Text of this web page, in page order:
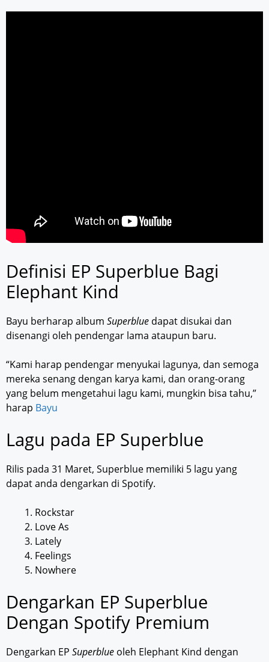
Definisi EP Superblue Bagi
Elephant Kind
Bayu berharap album Superblue dapat disukai dan
disenangi oleh pendengar lama ataupun baru.
“Kami harap pendengar menyukai lagunya, dan semoga
mereka senang dengan karya kami, dan orang-orang
yang belum mengetahui lagu kami, mungkin bisa tahu,”
harap Bayu
Lagu pada EP Superblue
Rilis pada 31 Maret, Superblue memiliki 5 lagu yang
dapat anda dengarkan di Spotify.
Rockstar
Love As
Lately
Feelings
Nowhere
Dengarkan EP Superblue
Dengan Spotify Premium
Dengarkan EP Superblue oleh Elephant Kind dengan